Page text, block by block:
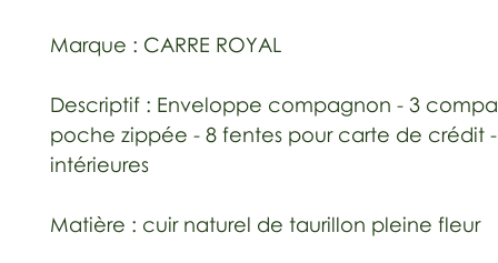
Marque : CARRE ROYAL
Descriptif : Enveloppe compagnon - 3
poche zippée - 8 fentes pour carte de crédit
intérieures
Matière : cuir naturel de taurillon pleine fleur